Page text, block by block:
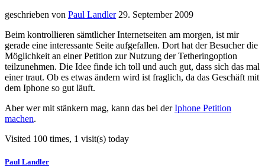
geschrieben von Paul Landler 29. September 2009
Beim kontrollieren sämtlicher Internetseiten am morgen, ist mir
gerade eine interessante Seite aufgefallen. Dort hat der Besucher die
Möglichkeit an einer Petition zur Nutzung der Tetheringoption
teilzunehmen. Die Idee finde ich toll und auch gut, dass sich das mal
einer traut. Ob es etwas ändern wird ist fraglich, da das Geschäft mit
dem Iphone so gut läuft.
Aber wer mit stänkern mag, kann das bei derIphone Petition
machen.
Visited 100 times, 1 visit(s) today
Paul Landler